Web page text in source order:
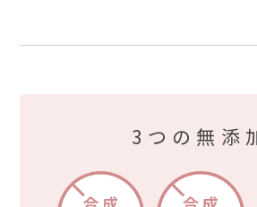
3つの無添